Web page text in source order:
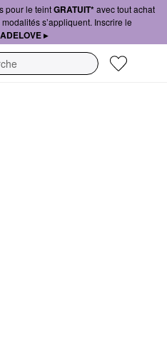
pour le teintGRATUIT*avec tout achat
s’appliquent. Inscrire le
▸